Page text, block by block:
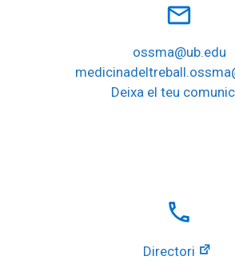
mail_outline
ossma@ub.edu
Deixa el teu
local_phone
Directori